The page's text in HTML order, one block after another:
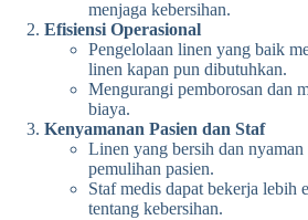
menjaga kebersihan.
Efisiensi Operasional
Pengelolaan linen yang baik
linen kapan pun dibutuhkan.
Mengurangi pemborosan dan
biaya.
Kenyamanan Pasien dan Staf
Linen yang bersih dan
pemulihan pasien.
Staf medis dapat bekerja lebih
tentang kebersihan.